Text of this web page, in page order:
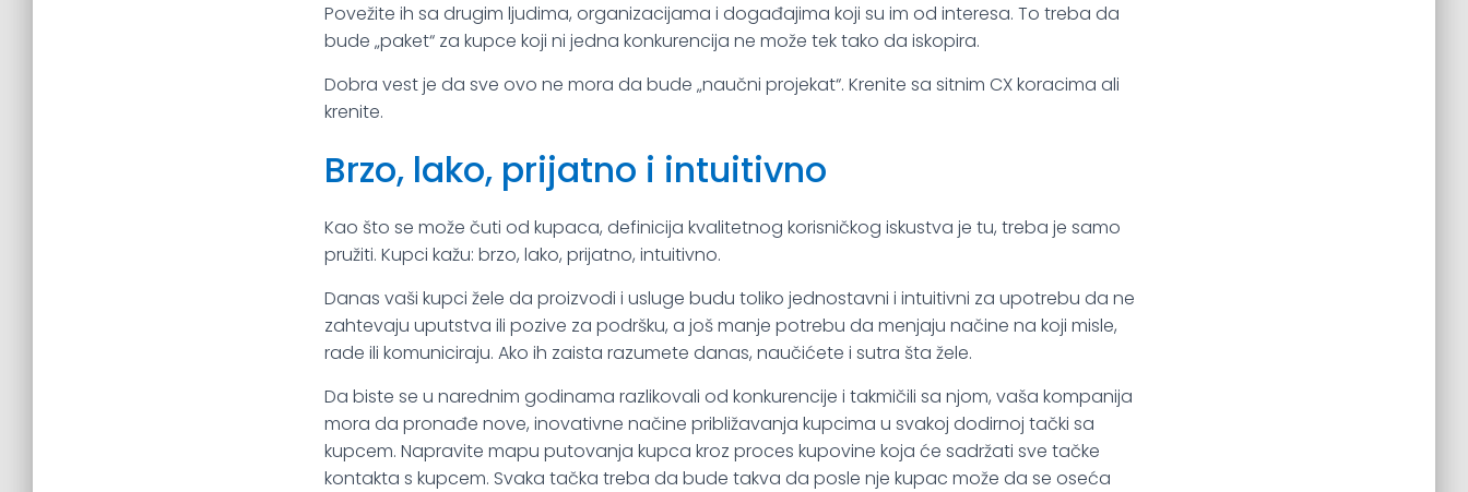
Povežite ih sa drugim ljudima, organizacijama i događajima koji su im od interesa. To treba da
bude „paket“ za kupce koji ni jedna konkurencija ne može tek tako da iskopira.
Dobra vest je da sve ovo ne mora da bude „naučni projekat“. Krenite sa sitnim CX koracima ali
krenite.
Brzo, lako, prijatno i intuitivno
Kao što se može čuti od kupaca, definicija kvalitetnog korisničkog iskustva je tu, treba je samo
pružiti. Kupci kažu: brzo, lako, prijatno, intuitivno.
Danas vaši kupci žele da proizvodi i usluge budu toliko jednostavni i intuitivni za upotrebu da ne
zahtevaju uputstva ili pozive za podršku, a još manje potrebu da menjaju načine na koji misle,
rade ili komuniciraju. Ako ih zaista razumete danas, naučićete i sutra šta žele.
Da biste se u narednim godinama razlikovali od konkurencije i takmičili sa njom, vaša kompanija
mora da pronađe nove, inovativne načine približavanja kupcima u svakoj dodirnoj tački sa
kupcem. Napravite mapu putovanja kupca kroz proces kupovine koja će sadržati sve tačke
kontakta s kupcem. Svaka tačka treba da bude takva da posle nje kupac može da se oseća